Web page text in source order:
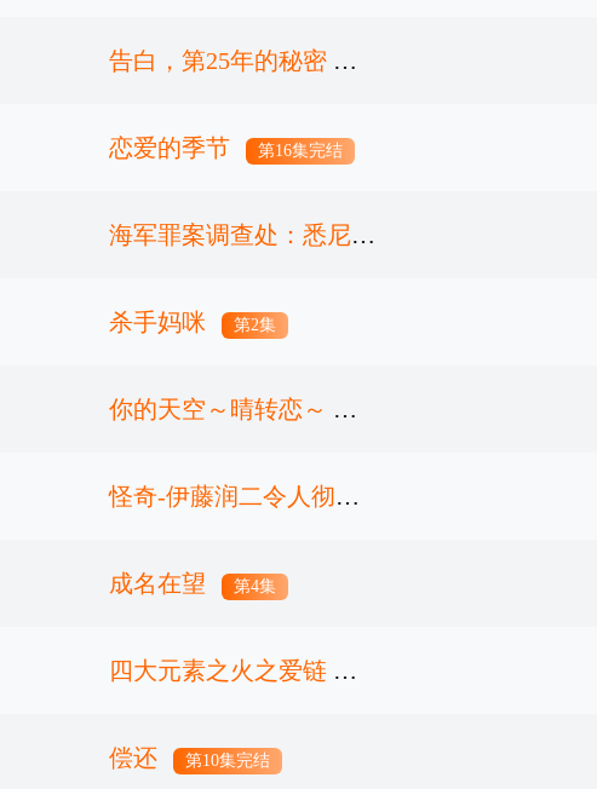
面目 第3集
告白，第25年的秘密
第4集
恋爱的季节 第16集完结
海军罪案调查处：悉尼第
三季 第17集
杀手妈咪 第2集
你的天空～晴转恋～
第1集
怪奇-伊藤润二令人彻夜
难眠的奇异故事－
第4集
成名在望 第4集
四大元素之火之爱链
第4集
偿还 第10集完结